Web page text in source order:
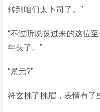
转到咱们太卜司了。”
“不过听说拨过来的这位
年头了。”
“景元?”
符玄挑了挑眉，表情有了